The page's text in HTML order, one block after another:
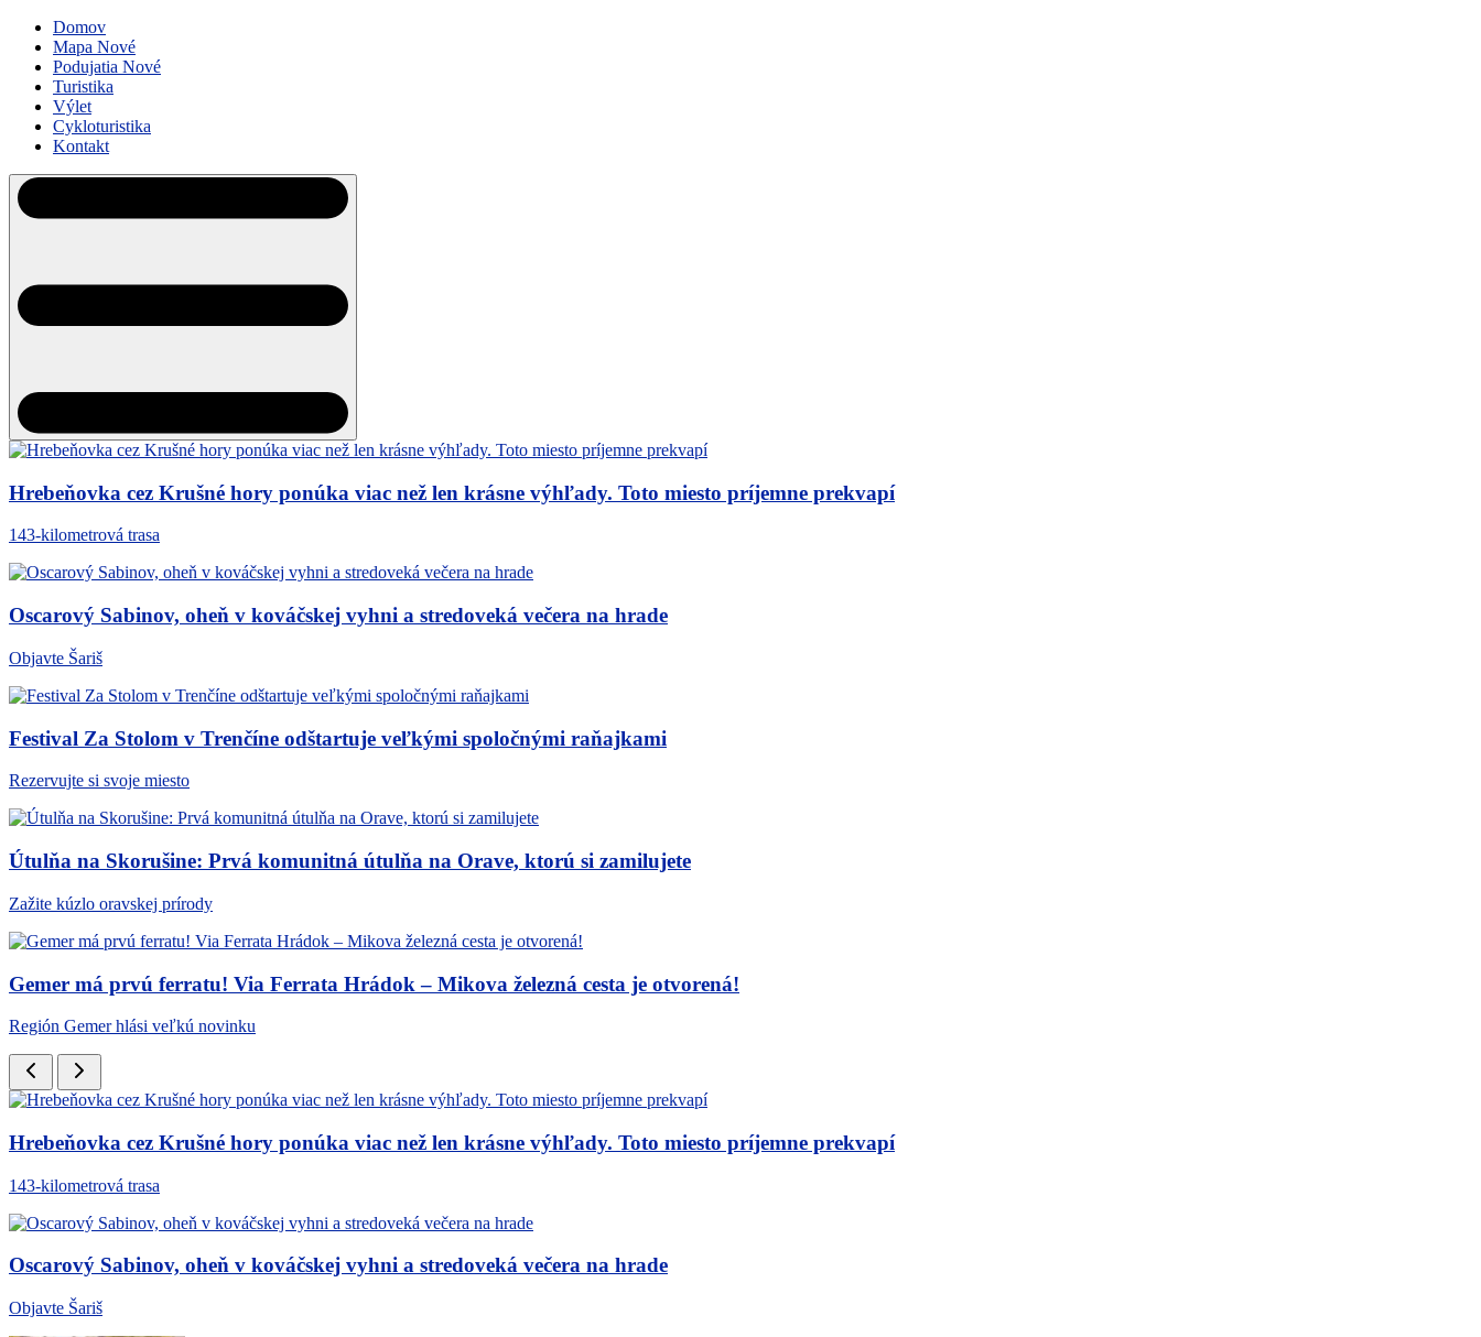
Domov
Mapa Nové
Podujatia Nové
Turistika
Výlet
Cykloturistika
Kontakt
Hrebeňovka cez Krušné hory ponúka viac než len krásne výhľady. Toto miesto príjemne prekvapí
143-kilometrová trasa
Oscarový Sabinov, oheň v kováčskej vyhni a stredoveká večera na hrade
Objavte Šariš
Festival Za Stolom v Trenčíne odštartuje veľkými spoločnými raňajkami
Rezervujte si svoje miesto
Útulňa na Skorušine: Prvá komunitná útulňa na Orave, ktorú si zamilujete
Zažite kúzlo oravskej prírody
Gemer má prvú ferratu! Via Ferrata Hrádok – Mikova železná cesta je otvorená!
Región Gemer hlási veľkú novinku
Hrebeňovka cez Krušné hory ponúka viac než len krásne výhľady. Toto miesto príjemne prekvapí
143-kilometrová trasa
Oscarový Sabinov, oheň v kováčskej vyhni a stredoveká večera na hrade
Objavte Šariš